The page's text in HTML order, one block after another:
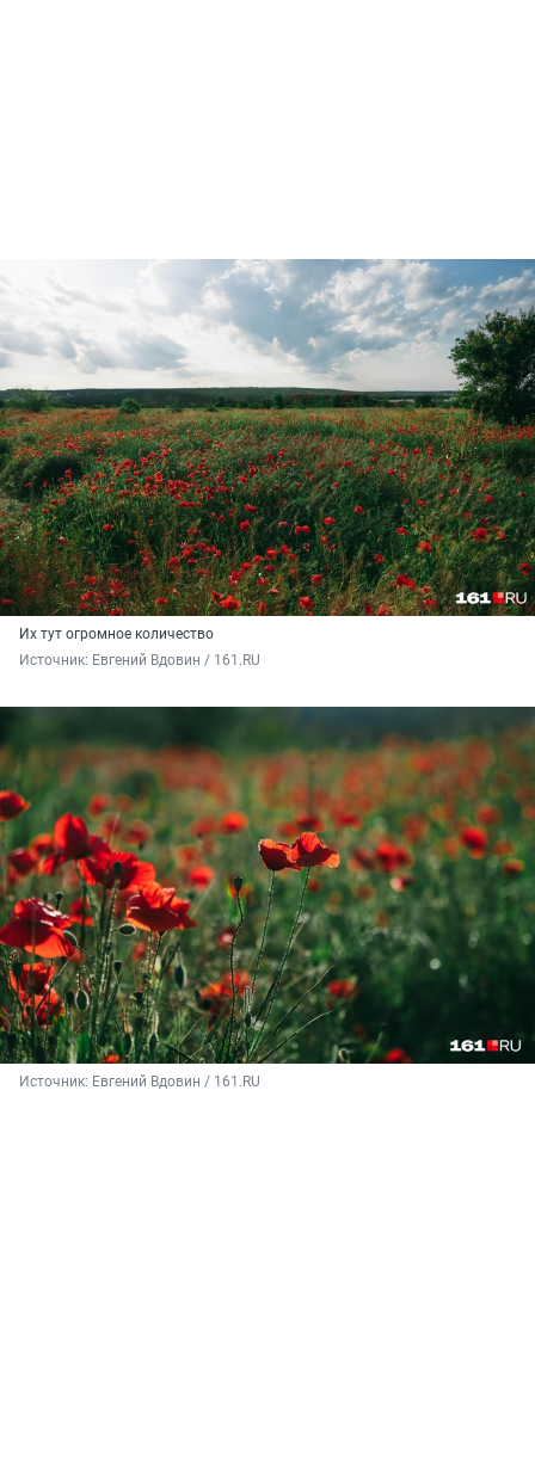
Их тут огромное количество
Источник: Евгений Вдовин / 161.RU
Источник: Евгений Вдовин / 161.RU